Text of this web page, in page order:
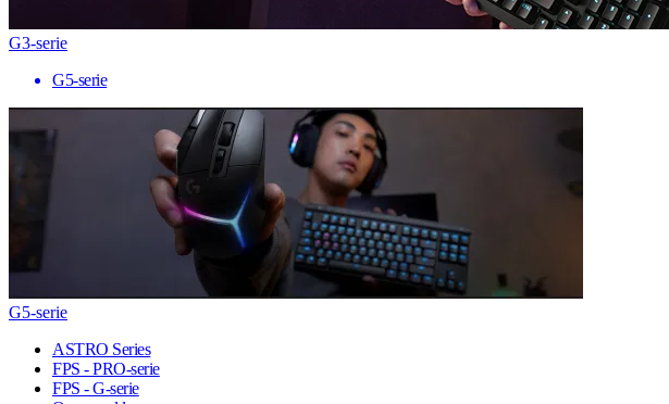
G3-serie
G5-serie
G5-serie
ASTRO Series
FPS - PRO-serie
FPS - G-serie